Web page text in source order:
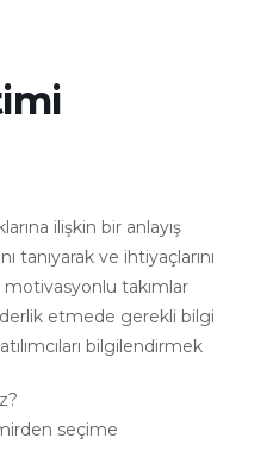
ilişkin bir anlayış
tanıyarak ve ihtiyaçlarını
takımlar
etmede gerekli bilgi
bilgilendirmek
seçime